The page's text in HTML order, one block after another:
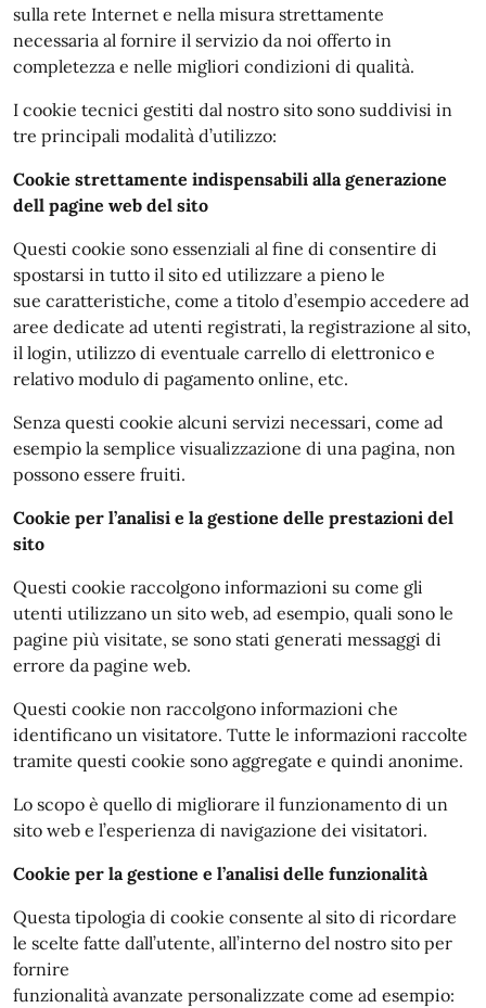
sulla rete Internet e nella misura strettamente
necessaria al fornire il servizio da noi offerto in
completezza e nelle migliori condizioni di qualità.
I cookie tecnici gestiti dal nostro sito sono suddivisi in
tre principali modalità d’utilizzo:
Cookie strettamente indispensabili alla generazione
dell pagine web del sito
Questi cookie sono essenziali al fine di consentire di
spostarsi in tutto il sito ed utilizzare a pieno le
sue caratteristiche, come a titolo d’esempio accedere ad
aree dedicate ad utenti registrati, la registrazione al sito,
il login, utilizzo di eventuale carrello di elettronico e
relativo modulo di pagamento online, etc.
Senza questi cookie alcuni servizi necessari, come ad
esempio la semplice visualizzazione di una pagina, non
possono essere fruiti.
Cookie per l’analisi e la gestione delle prestazioni del
sito
Questi cookie raccolgono informazioni su come gli
utenti utilizzano un sito web, ad esempio, quali sono le
pagine più visitate, se sono stati generati messaggi di
errore da pagine web.
Questi cookie non raccolgono informazioni che
identificano un visitatore. Tutte le informazioni raccolte
tramite questi cookie sono aggregate e quindi anonime.
Lo scopo è quello di migliorare il funzionamento di un
sito web e l’esperienza di navigazione dei visitatori.
Cookie per la gestione e l’analisi delle funzionalità
Questa tipologia di cookie consente al sito di ricordare
le scelte fatte dall’utente, all’interno del nostro sito per
fornire
funzionalità avanzate personalizzate come ad esempio: